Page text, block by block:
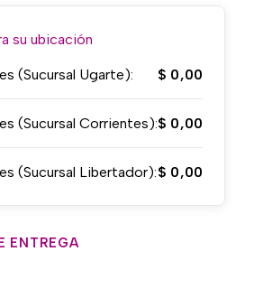
su ubicación
(Sucursal Ugarte): $ 0,00
(Sucursal Corrientes):$ 0,00
(Sucursal Libertador):$ 0,00
ENTREGA